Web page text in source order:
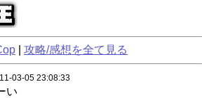
攻略/感想を全て見る
03-05 23:08:33
い